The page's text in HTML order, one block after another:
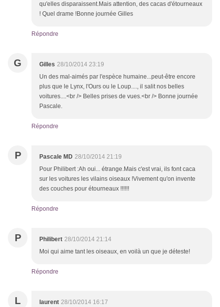
qu'elles disparaissent.Mais attention, des cacas d'étourneaux
! Quel drame !Bonne journée Gilles
Répondre
G Gilles 28/10/2014 23:19
Un des mal-aimés par l'espèce humaine...peut-être encore
plus que le Lynx, l'Ours ou le Loup...., il salit nos belles
voitures....<br /> Belles prises de vues.<br /> Bonne journée
Pascale.
Répondre
P Pascale MD 28/10/2014 21:19
Pour Philibert :Ah oui... étrange.Mais c'est vrai, ils font caca
sur les voitures les vilains oiseaux !Vivement qu'on invente
des couches pour étourneaux !!!!!!
Répondre
P Philibert 28/10/2014 21:14
Moi qui aime tant les oiseaux, en voilà un que je déteste!
Répondre
L laurent 28/10/2014 16:17